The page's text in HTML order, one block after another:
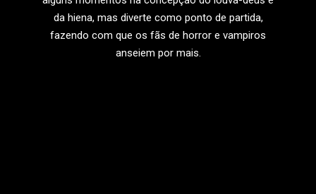
da hiena, mas diverte como ponto de partida,
fazendo com que os fãs de horror e vampiros
anseiem por mais.